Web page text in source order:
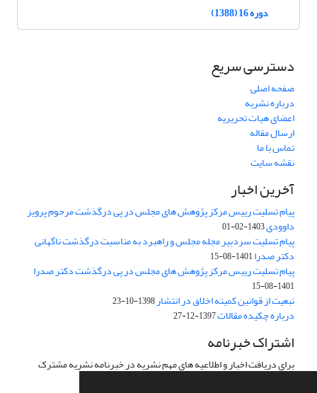
دوره 16 (1388)
دسترسی سریع
صفحه اصلی
درباره نشریه
اعضای هیات تحریریه
ارسال مقاله
تماس با ما
نقشه سایت
آخرین اخبار
پیام تسلیت رییس مرکز پژوهش های مجلس در پی درگذشت مرحوم پرویز
داوودی1403-02-01
پیام تسلیت سردبیر مجله مجلس و راهبرد به مناسبت درگذشت ناگهانی
دکتر صدرا1401-08-15
پیام تسلیت رییس مرکز پژوهش های مجلس در پی درگذشت دکتر صدرا
1401-08-15
تبعیت از قوانین کمیته اخلاق در انتشار1398-10-23
درباره چکیده مقالات1397-12-27
اشتراک خبرنامه
برای دریافت اخبار و اطلاعیه های مهم نشریه در خبرنامه نشریه مشترک